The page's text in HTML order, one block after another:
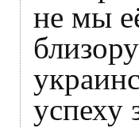
не мы
успеху